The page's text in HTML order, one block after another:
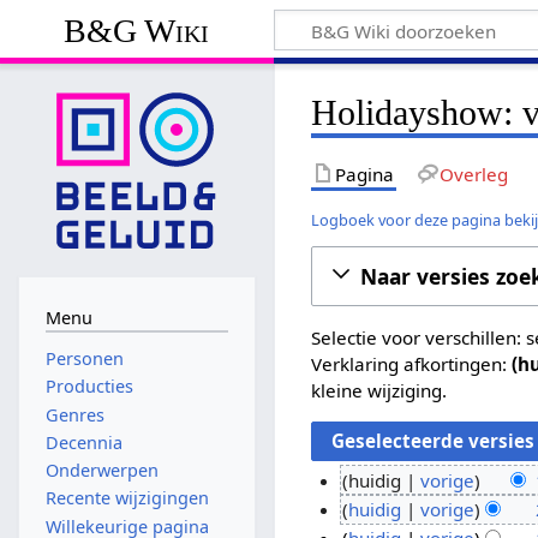
B&G Wiki
Holidayshow:
Pagina Overleg
Logboek voor deze pagina
Naar versies
Selectie voor verschillen:
Verklaring afkortingen:
kleine wijziging.
1
huidig vorige
G
e
huidig vorige
Menu
Personen
Producties
Genres
Decennia
Onderwerpen
Recente wijzigingen
Willekeurige pagina